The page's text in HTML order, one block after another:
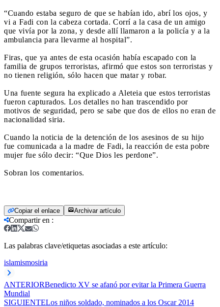
“Cuando estaba seguro de que se habían ido, abrí los ojos, y
vi a Fadi con la cabeza cortada. Corrí a la casa de un amigo
que vivía por la zona, y desde allí llamaron a la policía y a la
ambulancia para llevarme al hospital”.
Firas, que ya antes de esta ocasión había escapado con la
familia de grupos terroristas, afirmó que estos son terroristas y
no tienen religión, sólo hacen que matar y robar.
Una fuente segura ha explicado a Aleteia que estos terroristas
fueron capturados. Los detalles no han trascendido por
motivos de seguridad, pero se sabe que dos de ellos no eran de
nacionalidad siria.
Cuando la noticia de la detención de los asesinos de su hijo
fue comunicada a la madre de Fadi, la reacción de esta pobre
mujer fue sólo decir: “Que Dios les perdone”.
Sobran los comentarios.
Copiar el enlace Archivar artículo
Compartir en :
Las palabras clave/etiquetas asociadas a este artículo:
islamismosiria
ANTERIORBenedicto XV se afanó por evitar la Primera Guerra
Mundial
SIGUIENTELos niños soldado, nominados a los Oscar 2014